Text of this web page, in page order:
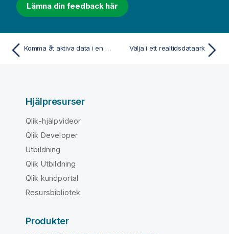
Lämna din feedback här
Komma åt aktiva data i en ögonblicksbild Välja i ett realtidsdataark
Hjälpresurser
Qlik-hjälpvideor
Qlik Developer
Utbildning
Qlik Utbildning
Qlik kundportal
Resursbibliotek
Produkter